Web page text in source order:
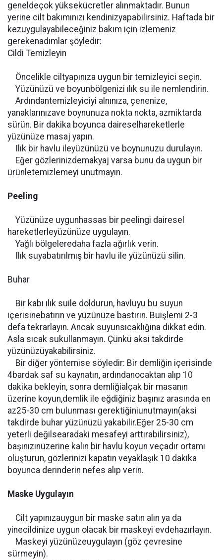
geneldeçok yüksekücretler alınmaktadır. Bunun
yerine cilt bakımınızı kendinizyapabilirsiniz. Haftada bir
kezuygulayabileceğiniz bakım için izlemeniz
gerekenadımlar şöyledir:
Cildi Temizleyin
Öncelikle ciltyapınıza uygun bir temizleyici seçin.
Yüzünüzü ve boyunbölgenizi ılık su ile nemlendirin.
Ardındantemizleyiciyi alnınıza, çenenize,
yanaklarınızave boynunuza nokta nokta, azmiktarda
sürün. Bir dakika boyunca daireselhareketlerle
yüzünüze masaj yapın.
Ilık bir havlu ileyüzünüzü ve boynunuzu durulayın.
Eğer gözlerinizdemakyaj varsa bunu da uygun bir
ürünletemizlemeyi unutmayın.
Peeling
Yüzünüze uygunhassas bir peelingi dairesel
hareketlerleyüzünüze uygulayın.
Yağlı bölgeleredaha fazla ağırlık verin.
Ilık suyabatırılmış bir havlu ile yüzünüzü silin.
Buhar
Bir kabı ılık suile doldurun, havluyu bu suyun
içerisinebatırın ve yüzünüze bastırın. Buişlemi 2-3
defa tekrarlayın. Ancak suyunsıcaklığına dikkat edin.
Asla sıcak sukullanmayın. Çünkü aksi takdirde
yüzünüzüyakabilirsiniz.
Bir diğer yöntemise söyledir: Bir demliğin içerisinde
4bardak saf su kaynatın, ardındanocaktan alıp 10
dakika bekleyin, sonra demliğialçak bir masanın
üzerine koyun,demlik ile eğdiğiniz başınız arasında en
az25-30 cm bulunması gerektiğiniunutmayın(aksi
takdirde buhar yüzünüzü yakabilir.Eğer 25-30 cm
yeterli değilsearadaki mesafeyi arttırabilirsiniz),
başınızınüzerine kalın bir havlu koyun veçadır ortamı
oluşturun, gözlerinizi kapatın veyaklaşık 10 dakika
boyunca derinderin nefes alıp verin.
Maske Uygulayın
Cilt yapınızauygun bir maske satın alın ya da
yinecildinize uygun olacak bir maskeyi evdehazırlayın.
Maskeyi yüzünüzeuygulayın (göz çevresine
sürmeyin).